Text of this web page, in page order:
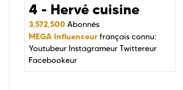
4 - Hervé cuisine
3,572,500 Abonnés
MEGA Influenceur français connu:
Youtubeur Instagrameur Twittereur
Facebookeur